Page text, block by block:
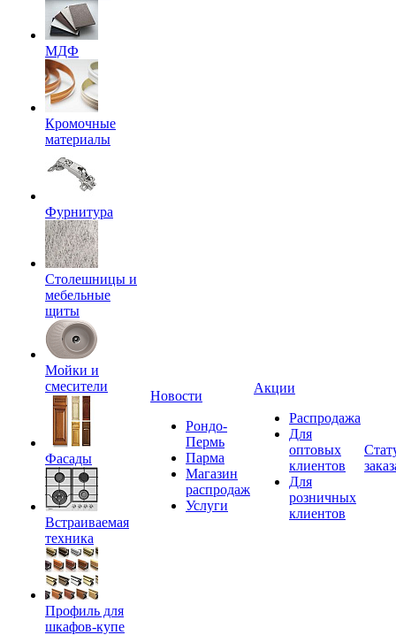
МДФ
Кромочные
материалы
Фурнитура
Столешницы и
мебельные
щиты
Мойки и
смесители
Фасады
Встраиваемая
техника
Профиль для
шкафов-купе
Новости
Рондо-
Пермь
Парма
Магазин
распродаж
Услуги
Акции
Распродажа
Для
оптовых
клиентов
Для
розничных
клиентов